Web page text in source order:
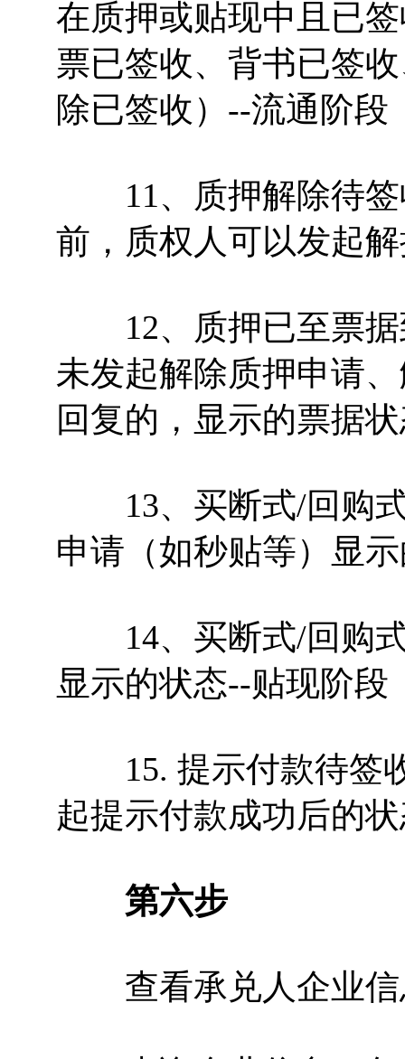
在质押或贴现中且已
票已签收、背书已签
除已签收）--流通阶段
11、质押解除待签
前，质权人可以发起
12、质押已至票据
未发起解除质押申请
回复的，显示的票据
13、买断式/回购式
申请（如秒贴等）显
14、买断式/回购式
显示的状态--贴现阶段
15. 提示付款待签收
起提示付款成功后的
第六步
查看承兑人企业信